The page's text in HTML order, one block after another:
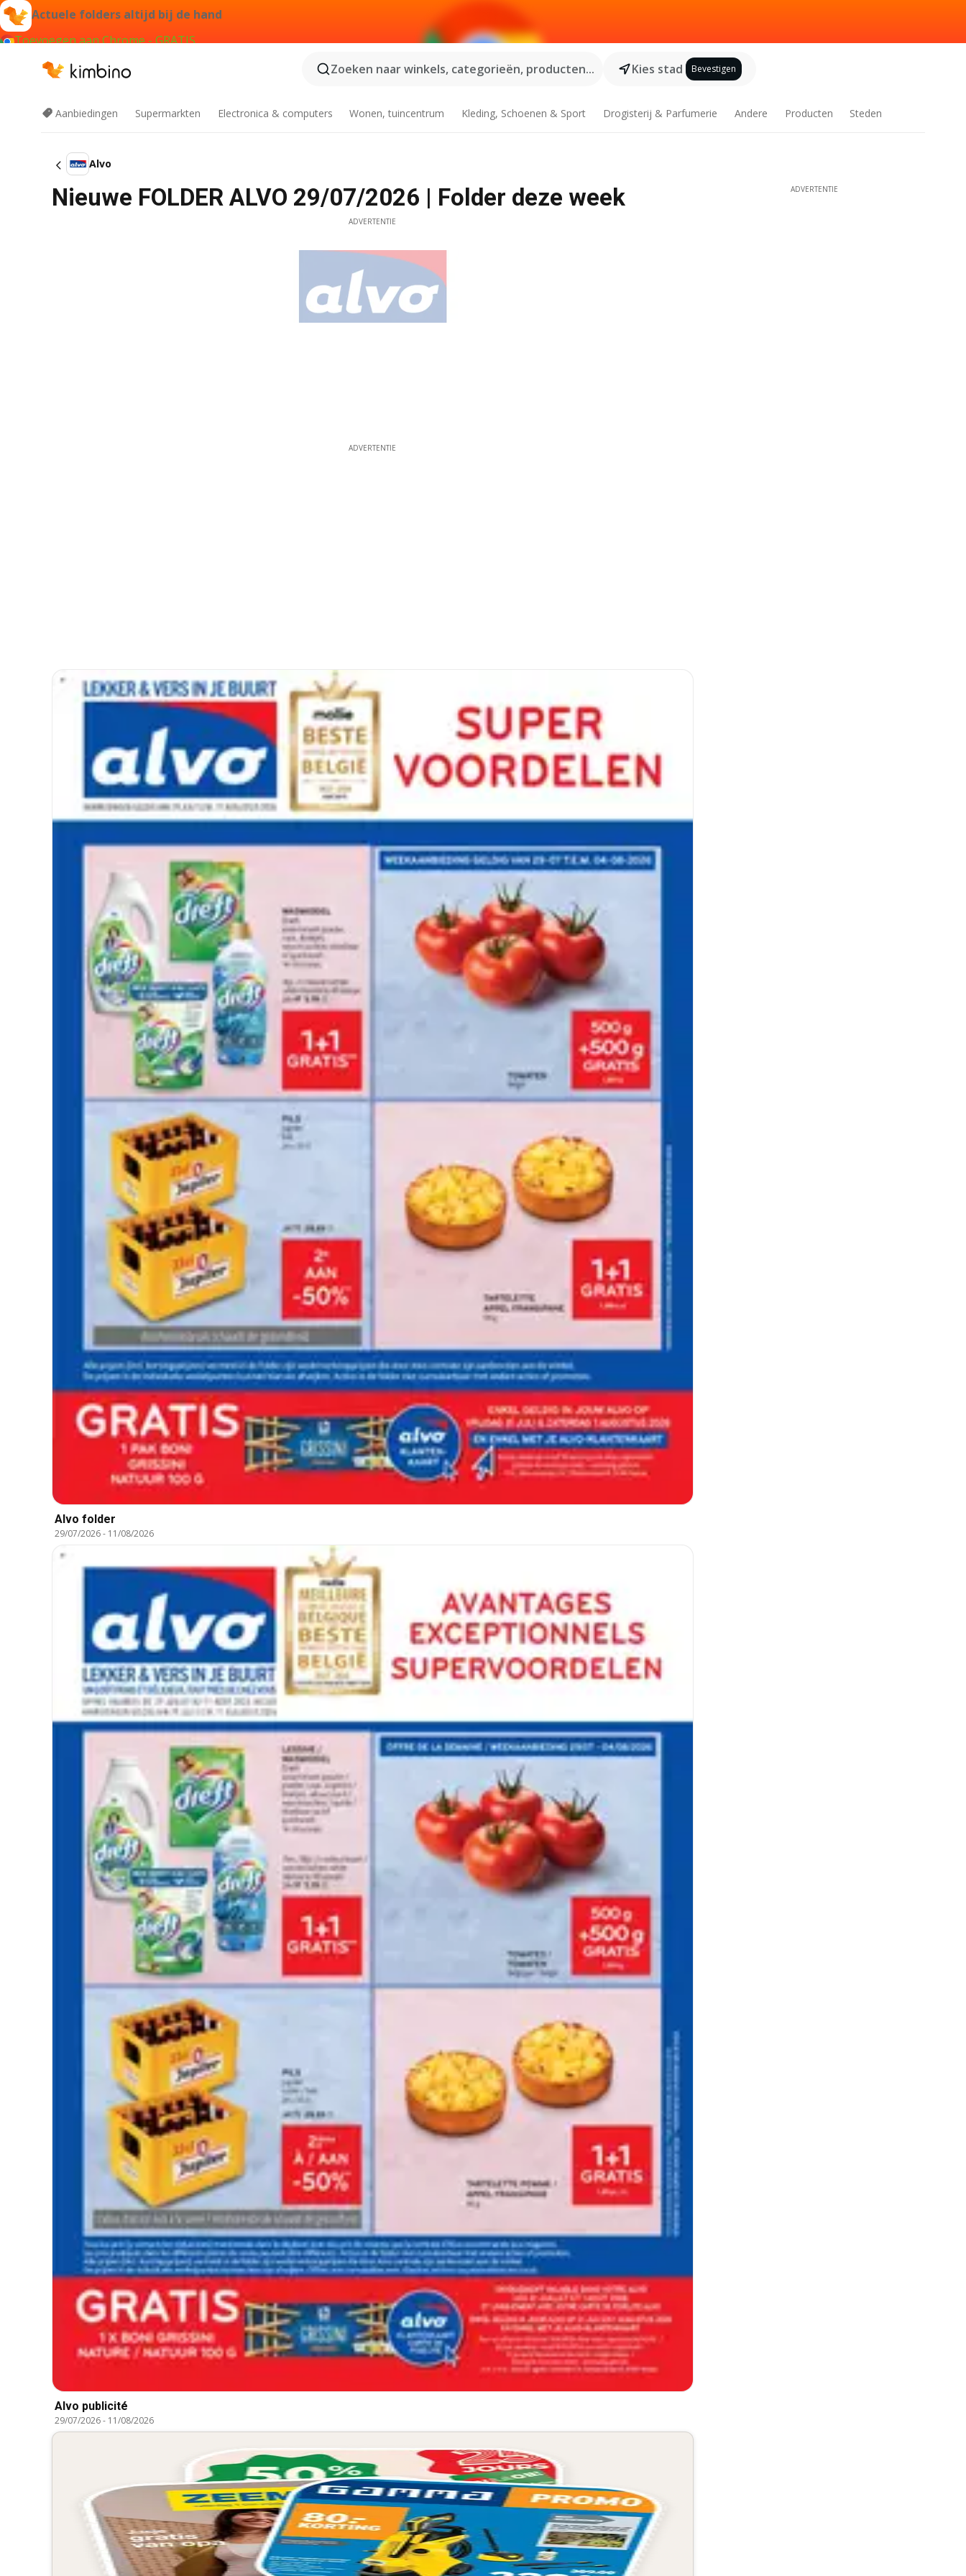
Actuele folders altijd bij de hand
Toevoegen aan Chrome - GRATIS
Zoeken naar winkels, categorieën, producten...
Kies stad Bevestigen
Aanbiedingen Supermarkten Electronica & computers Wonen, tuincentrum Kleding, Schoenen & Sport Drogisterij & Parfumerie Andere Producten Steden
Alvo
Nieuwe FOLDER ALVO 29/07/2026 | Folder deze week
ADVERTENTIE
ADVERTENTIE
Alvo folder
29/07/2026- 11/08/2026
Alvo publicité
29/07/2026- 11/08/2026
ADVERTENTIE